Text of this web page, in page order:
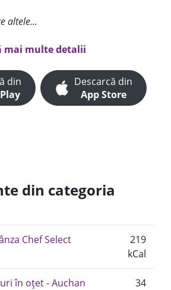
altele...
mai multe detalii
din
Descarcă din
App Store
din categoria
Chef Select
219
kCal
în oțet - Auchan
34